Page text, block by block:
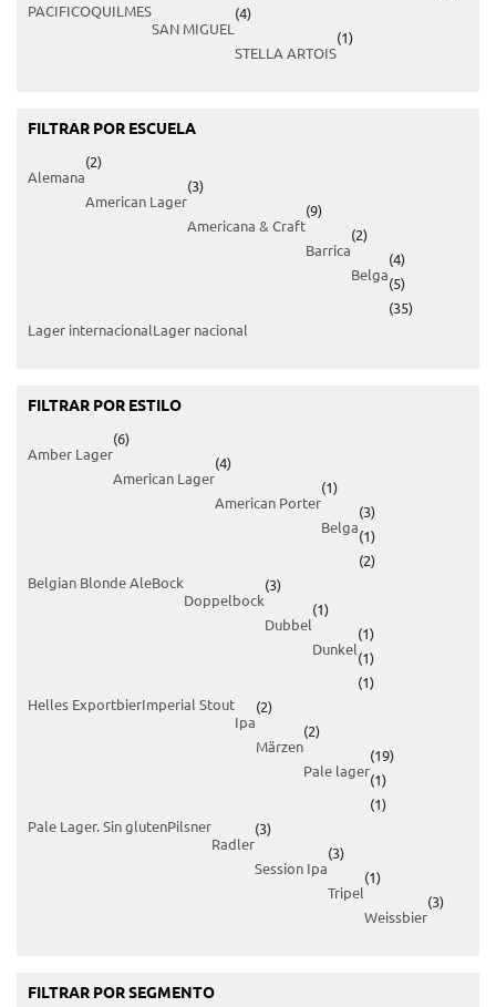
PACIFICOQUILMES
SAN MIGUEL
(4)
STELLA ARTOIS
(1)
FILTRAR POR ESCUELA
Alemana
(2)
American Lager
(3)
Americana & Craft
(9)
Barrica
(2)
Belga
(4)
Lager internacional
(5)
Lager nacional
(35)
FILTRAR POR ESTILO
Amber Lager
(6)
American Lager
(4)
American Porter
(1)
Belga
(3)
Belgian Blonde Ale
(1)
Bock
(2)
Doppelbock
(3)
Dubbel
(1)
Dunkel
(1)
Helles Exportbier
(1)
Imperial Stout
(1)
Ipa
(2)
Märzen
(2)
Pale lager
(19)
Pale Lager. Sin gluten
(1)
Pilsner
(1)
Radler
(3)
Session Ipa
(3)
Tripel
(1)
Weissbier
(3)
FILTRAR POR SEGMENTO